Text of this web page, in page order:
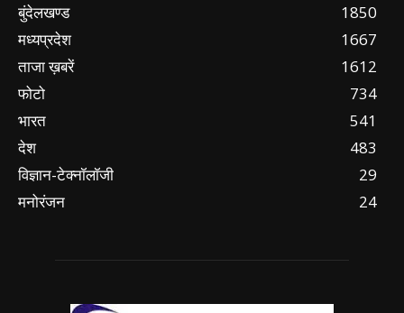
बुंदेलखण्ड
1850
मध्यप्रदेश
1667
ताजा ख़बरें
1612
फोटो
734
भारत
541
देश
483
विज्ञान-टेक्नॉलॉजी
29
मनोरंजन
24